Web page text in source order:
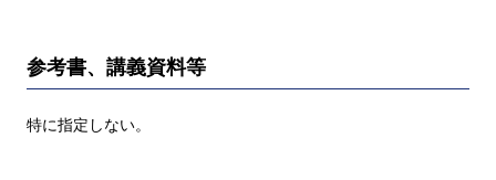
参考書、講義資料等
特に指定しない。